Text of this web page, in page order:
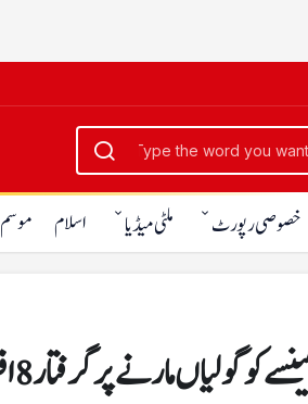
خصوصی رپورٹ ملٹی میڈیا اسلام موسم
مارنے پر گرفتار 8 افراد کی ضمانت منظور